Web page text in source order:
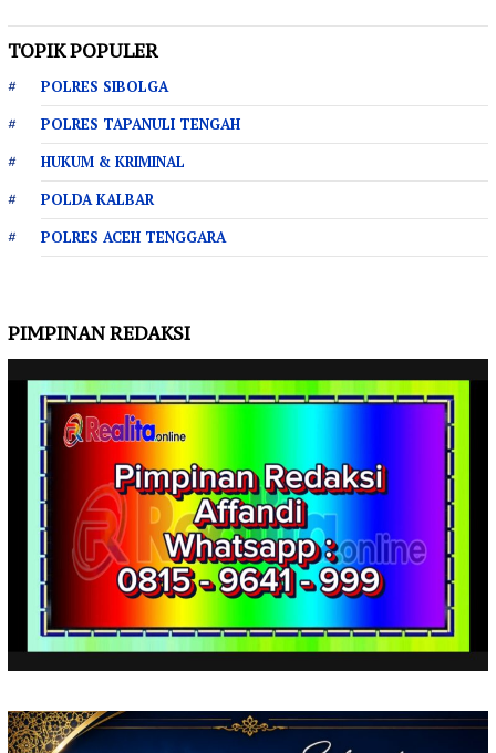
TOPIK POPULER
POLRES SIBOLGA
POLRES TAPANULI TENGAH
HUKUM & KRIMINAL
POLDA KALBAR
POLRES ACEH TENGGARA
PIMPINAN REDAKSI